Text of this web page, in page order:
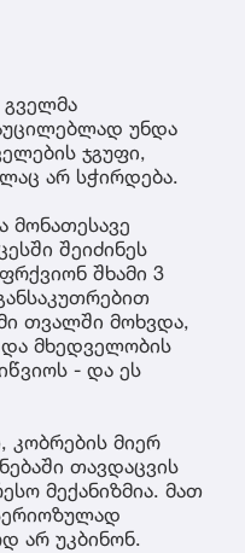
გველმა
უნდა
ჯგუფი,
არ სჭირდება.
მონათესავე
შეიძინეს
შხამი 3
თვალში მოხვდა,
მხედველობის
- და ეს
კობრების მიერ
თავდაცვის
მექანიზმია. მათ
არ უკბინონ.